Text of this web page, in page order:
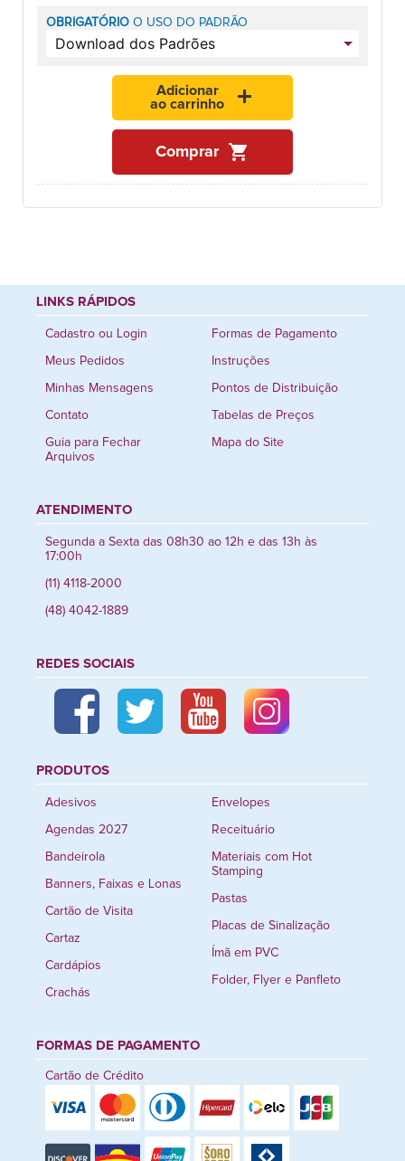
OBRIGATÓRIO O USO DO PADRÃO
Adicionar
ao carrinho
add
Comprar shopping_cart
LINKS RÁPIDOS
Cadastro ou Login
Meus Pedidos
Minhas Mensagens
Contato
Guia para Fechar
Arquivos
Formas de Pagamento
Instruções
Pontos de Distribuição
Tabelas de Preços
Mapa do Site
ATENDIMENTO
Segunda a Sexta das 08h30 ao 12h e das 13h às
17:00h
(11) 4118-2000
(48) 4042-1889
REDES SOCIAIS
PRODUTOS
Adesivos
Agendas 2027
Bandeirola
Banners, Faixas e Lonas
Cartão de Visita
Cartaz
Cardápios
Crachás
Envelopes
Receituário
Materiais com Hot
Stamping
Pastas
Placas de Sinalização
Ímã em PVC
Folder, Flyer e Panfleto
FORMAS DE PAGAMENTO
Cartão de Crédito